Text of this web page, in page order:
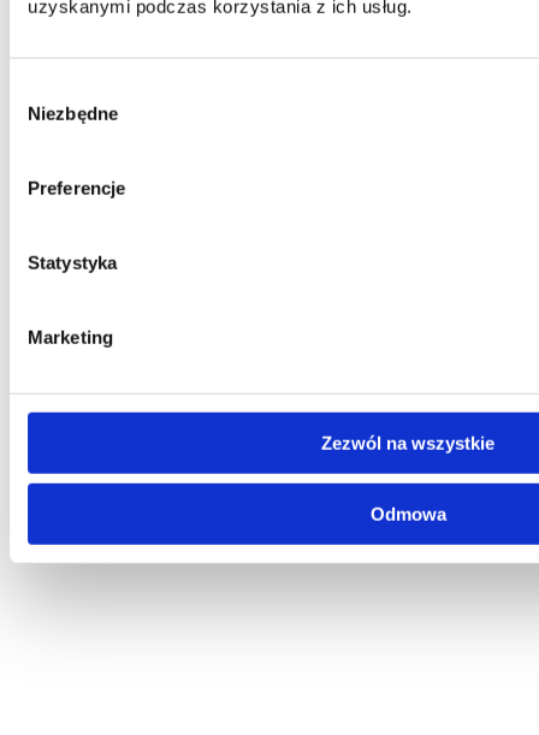
uzyskanymi podczas korzystania z ich usług.
zgody
Niezbędne
Preferencje
Statystyka
Marketing
Zezwól na wszystkie
Odmowa
Sofa rozkładana
1 953,00